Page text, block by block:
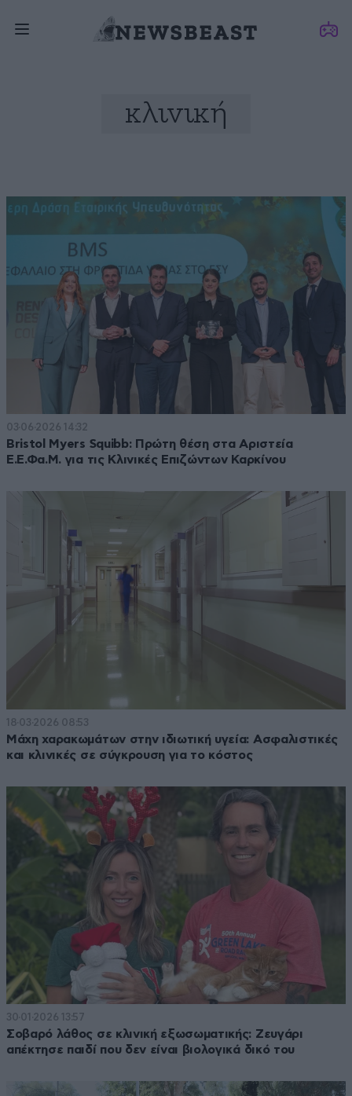
κλινική
03·06·2026 14:32
Bristol Myers Squibb: Πρώτη θέση στα Αριστεία
Ε.Ε.Φα.Μ. για τις Κλινικές Επιζώντων Καρκίνου
18·03·2026 08:53
Μάχη χαρακωμάτων στην ιδιωτική υγεία: Ασφαλιστικές
και κλινικές σε σύγκρουση για το κόστος
30·01·2026 13:57
Σοβαρό λάθος σε κλινική εξωσωματικής: Ζευγάρι
απέκτησε παιδί που δεν είναι βιολογικά δικό του